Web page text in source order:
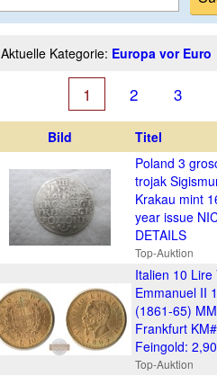
Aktuelle Kategorie: Europa vor Euro
1 2 3
Bild
Titel
Poland 3
trojak
Krakau mint
year issue
DETAILS
Top-Auktion
Italien 10 Lire
Emmanuel II
(1861-65)
Frankfurt
Feingold:
Top-Auktion